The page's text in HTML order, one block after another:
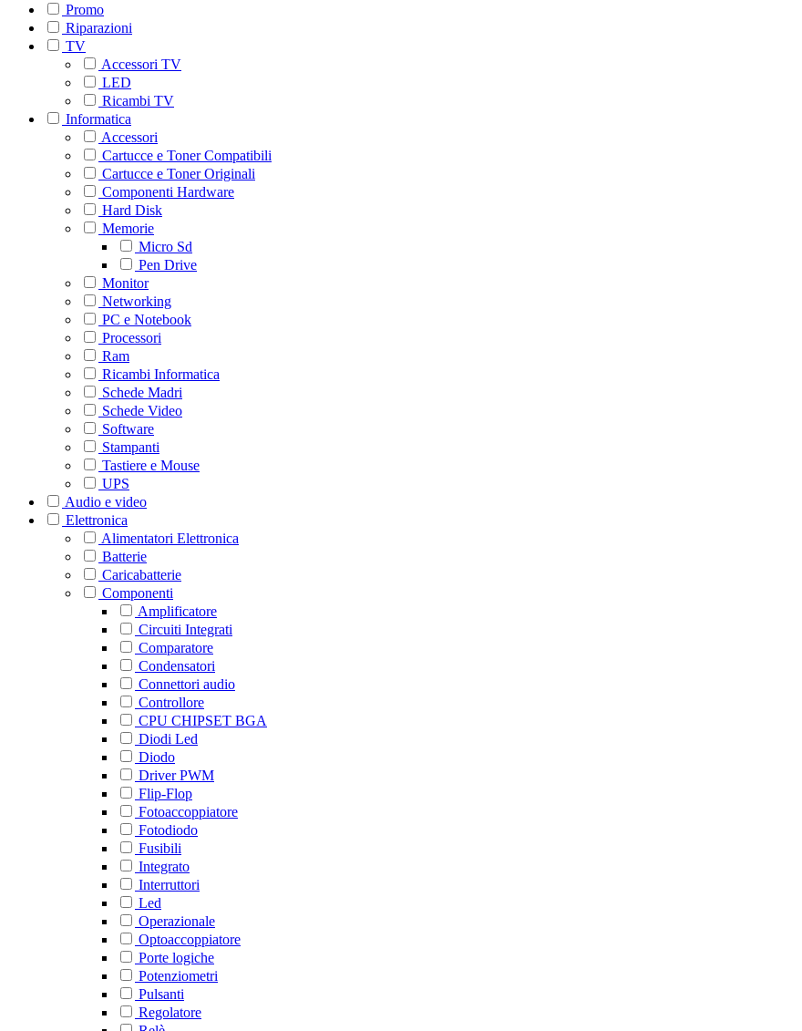
Promo
Riparazioni
TV
Accessori TV
LED
Ricambi TV
Informatica
Accessori
Cartucce e Toner Compatibili
Cartucce e Toner Originali
Componenti Hardware
Hard Disk
Memorie
Micro Sd
Pen Drive
Monitor
Networking
PC e Notebook
Processori
Ram
Ricambi Informatica
Schede Madri
Schede Video
Software
Stampanti
Tastiere e Mouse
UPS
Audio e video
Elettronica
Alimentatori Elettronica
Batterie
Caricabatterie
Componenti
Amplificatore
Circuiti Integrati
Comparatore
Condensatori
Connettori audio
Controllore
CPU CHIPSET BGA
Diodi Led
Diodo
Driver PWM
Flip-Flop
Fotoaccoppiatore
Fotodiodo
Fusibili
Integrato
Interruttori
Led
Operazionale
Optoaccoppiatore
Porte logiche
Potenziometri
Pulsanti
Regolatore